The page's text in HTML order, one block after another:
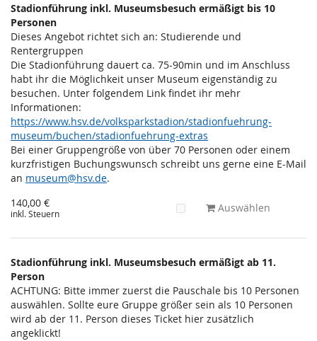
Stadionführung inkl. Museumsbesuch ermäßigt bis 10
Personen
Dieses Angebot richtet sich an: Studierende und
Rentergruppen
Die Stadionführung dauert ca. 75-90min und im Anschluss
habt ihr die Möglichkeit unser Museum eigenständig zu
besuchen. Unter folgendem Link findet ihr mehr
Informationen:
https://www.hsv.de/volksparkstadion/stadionfuehrung-
museum/buchen/stadionfuehrung-extras
Bei einer Gruppengröße von über 70 Personen oder einem
kurzfristigen Buchungswunsch schreibt uns gerne eine E-Mail
an museum@hsv.de.
140,00 €
inkl. Steuern Auswählen
Stadionführung inkl. Museumsbesuch ermäßigt ab 11.
Person
ACHTUNG: Bitte immer zuerst die Pauschale bis 10 Personen
auswählen. Sollte eure Gruppe größer sein als 10 Personen
wird ab der 11. Person dieses Ticket hier zusätzlich
angeklickt!